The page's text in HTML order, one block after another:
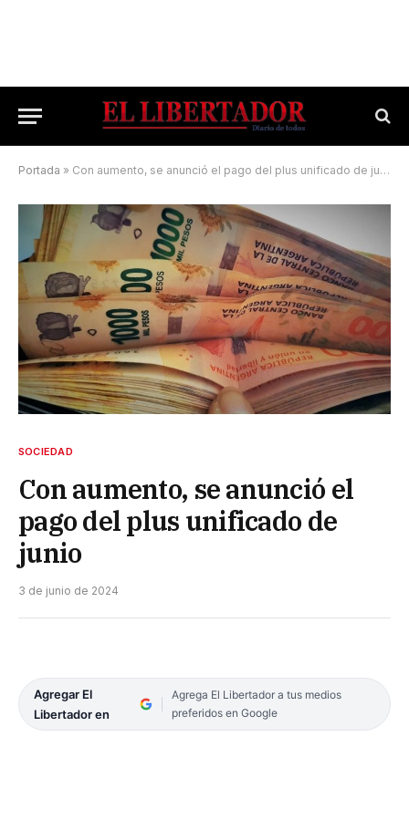
Portada » Con aumento, se anunció el pago del plus unificado de junio
SOCIEDAD
Con aumento, se anunció el
pago del plus unificado de
junio
3 de junio de 2024
Agregar El
Libertador en
Agrega El Libertador a tus medios
preferidos en Google